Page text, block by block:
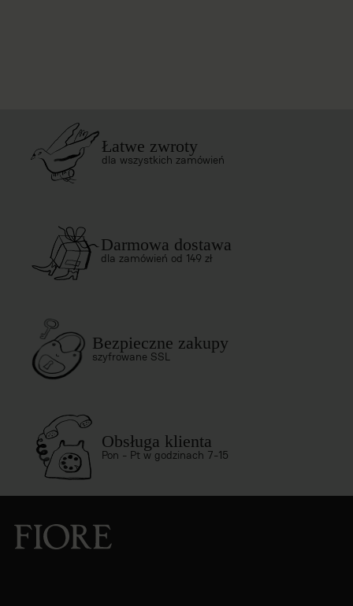
Łatwe zwroty
dla wszystkich zamówień
Darmowa dostawa
dla zamówień od 149 zł
Bezpieczne zakupy
szyfrowane SSL
Obsługa klienta
Pon - Pt w godzinach 7-15